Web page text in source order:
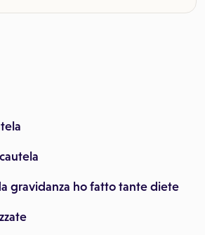
gravidanza ho fatto tante diete